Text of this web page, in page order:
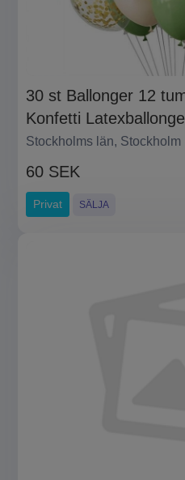
30 st Ballonger 12
Konfetti
Stockholms län, Stockholm
60 SEK
Privat SÄLJA